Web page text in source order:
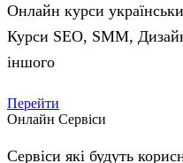
Онлайн курси
Курси SEO, SMM,
іншого
Перейти
Онлайн Сервіси
Сервіси які будуть